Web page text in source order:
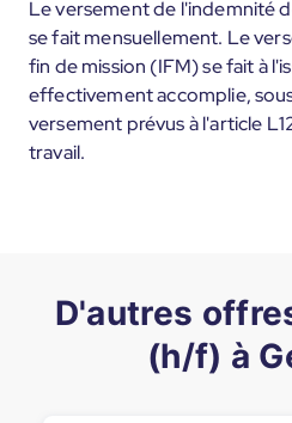
Le versement de l'indemnité
se fait mensuellement. Le
fin de mission (IFM) se fait à
effectivement accomplie,
versement prévus à l'article
travail.
D'autres
(h/f) à